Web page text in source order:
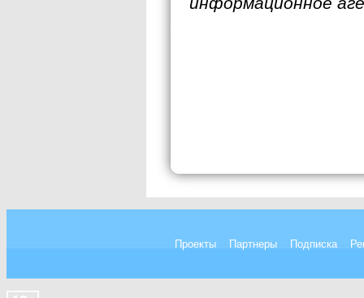
Проекты Партнеры Подписка